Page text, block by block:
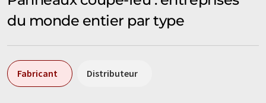
du monde entier par type
Fabricant Distributeur